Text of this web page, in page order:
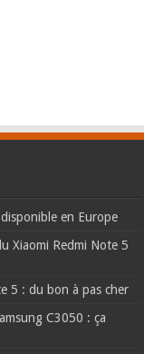
en Europe
Xiaomi Redmi Note 5
5 : du bon à pas cher
C3050 : ça